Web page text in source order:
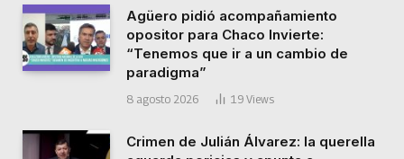
Agüero pidió acompañamiento
opositor para Chaco Invierte:
“Tenemos que ir a un cambio de
paradigma”
8 agosto 2026 19 Views
Crimen de Julián Álvarez: la querella